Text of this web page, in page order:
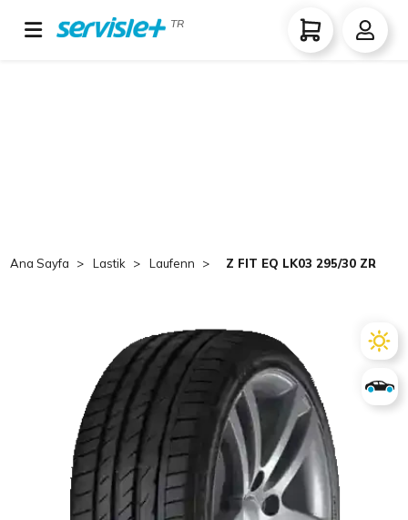
TR
Ana Sayfa Lastik Laufenn Z FIT EQ LK03 295/30 ZR19